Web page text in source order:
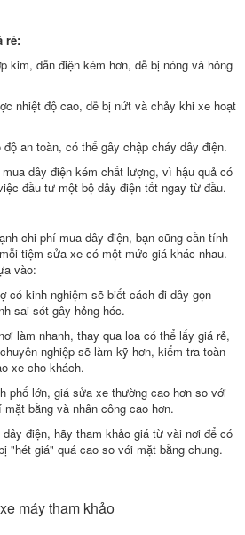
rẻ:
kim, dẫn điện kém hơn, dễ bị nóng và hỏng
nhiệt độ cao, dễ bị nứt và chảy khi xe hoạt
an toàn, có thể gây chập cháy dây điện.
dây điện kém chất lượng, vì hậu quả có
đầu tư một bộ dây điện tốt ngay từ đầu.
chi phí mua dây điện, bạn cũng cần tính
tiệm sửa xe có một mức giá khác nhau.
vào:
có kinh nghiệm sẽ biết cách đi dây gọn
sai sót gây hỏng hóc.
làm nhanh, thay qua loa có thể lấy giá rẻ,
nghiệp sẽ làm kỹ hơn, kiểm tra toàn
xe cho khách.
phố lớn, giá sửa xe thường cao hơn so với
bằng và nhân công cao hơn.
điện, hãy tham khảo giá từ vài nơi để có
"hét giá" quá cao so với mặt bằng chung.
máy tham khảo